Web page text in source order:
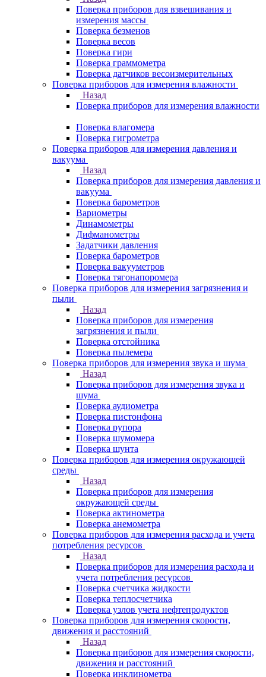
Поверка приборов для взвешивания и
измерения массы
Поверка безменов
Поверка весов
Поверка гири
Поверка граммометра
Поверка датчиков весоизмерительных
Поверка приборов для измерения влажности
Назад
Поверка приборов для измерения влажности
Поверка влагомера
Поверка гигрометра
Поверка приборов для измерения давления и
вакуума
Назад
Поверка приборов для измерения давления и
вакуума
Поверка барометров
Вариометры
Динамометры
Дифманометры
Задатчики давления
Поверка барометров
Поверка вакууметров
Поверка тягонапоромера
Поверка приборов для измерения загрязнения и
пыли
Назад
Поверка приборов для измерения
загрязнения и пыли
Поверка отстойника
Поверка пылемера
Поверка приборов для измерения звука и шума
Назад
Поверка приборов для измерения звука и
шума
Поверка аудиометра
Поверка пистонфона
Поверка рупора
Поверка шумомера
Поверка шунта
Поверка приборов для измерения окружающей
среды
Назад
Поверка приборов для измерения
окружающей среды
Поверка актинометра
Поверка анемометра
Поверка приборов для измерения расхода и учета
потребления ресурсов
Назад
Поверка приборов для измерения расхода и
учета потребления ресурсов
Поверка счетчика жидкости
Поверка теплосчетчика
Поверка узлов учета нефтепродуктов
Поверка приборов для измерения скорости,
движения и расстояний
Назад
Поверка приборов для измерения скорости,
движения и расстояний
Поверка инклинометра